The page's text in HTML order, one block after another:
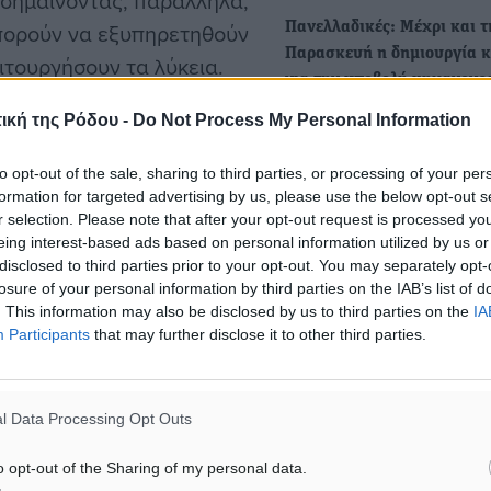
της Ρόδου - Do Not Process My Personal Information
opt-out of the sale, sharing to third parties, or processing of your
for targeted advertising by us, please use the below opt-out
selection. Please note that after your opt-out request is processed
interest-based ads based on personal information utilized by us
to third parties prior to your opt-out. You may separately
of your personal information by third parties on the IAB’s list of
This information may also be disclosed by us to third parties on the
Participants that may further disclose it to other third parties.
Data Processing Opt Outs
opt-out of the Sharing of my personal data.
να εξυπηρετηθούν
τα λύκεια.
μπορούν να
ακόμα και
στις
κωδικό ασφαλείας
τους σε Δημόσιες
στην εισαγωγή
Μηχανογραφικό
Πανελλαδικές: Μέχρι και
Παρασκευή η δημιουργία
για την υποβολή
Οι υποψήφιοι που
και Παράλληλο
πρέπει να…
Πανελλαδικές Εξετάσεις -
Αντίστροφη μέτρηση για
υποβολή Μηχανογραφικού
βάσεις εισαγωγής